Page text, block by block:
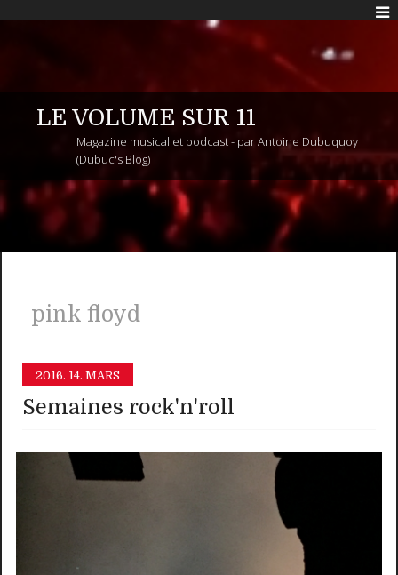
LE VOLUME SUR 11
Magazine musical et podcast - par Antoine Dubuquoy
(Dubuc's Blog)
pink floyd
2016. 14. MARS
Semaines rock'n'roll